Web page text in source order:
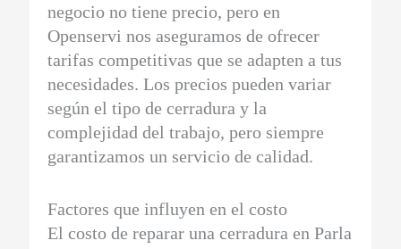
negocio no tiene precio, pero en
Openservi nos aseguramos de ofrecer
tarifas competitivas que se adapten a tus
necesidades. Los precios pueden variar
según el tipo de cerradura y la
complejidad del trabajo, pero siempre
garantizamos un servicio de calidad.
Factores que influyen en el costo
El costo de reparar una cerradura en Parla